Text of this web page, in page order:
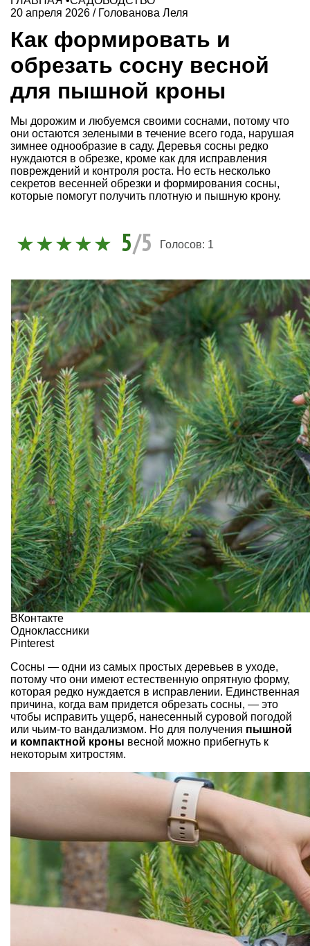
20 апреля 2026 / Голованова Леля
Как формировать и
обрезать сосну весной
для пышной кроны
Мы дорожим и любуемся своими соснами, потому что
они остаются зелеными в течение всего года, нарушая
зимнее однообразие в саду. Деревья сосны редко
нуждаются в обрезке, кроме как для исправления
повреждений и контроля роста. Но есть несколько
секретов весенней обрезки и формирования сосны,
которые помогут получить плотную и пышную крону.
5/5 Голосов: 1
ВКонтакте
Одноклассники
Pinterest
Сосны — одни из самых простых деревьев в уходе,
потому что они имеют естественную опрятную форму,
которая редко нуждается в исправлении. Единственная
причина, когда вам придется обрезать сосны, — это
чтобы исправить ущерб, нанесенный суровой погодой
или чьим-то вандализмом. Но для получения пышной
и компактной кроны весной можно прибегнуть к
некоторым хитростям.